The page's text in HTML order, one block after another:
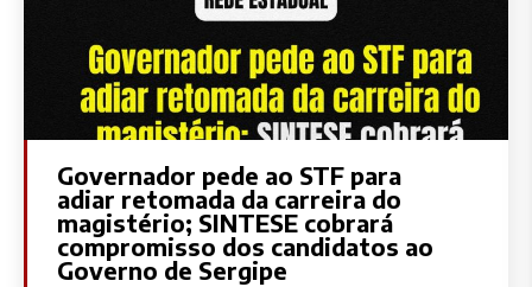
Governador pede ao STF para
adiar retomada da carreira do
magistério; SINTESE cobrará
compromisso dos candidatos ao
Governo de Sergipe